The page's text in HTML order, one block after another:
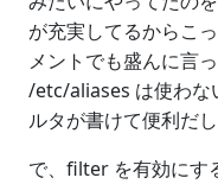
が充実してるからこ
メントでも盛んに言
/etc/aliases は使わな
ルタが書けて便利だし
で、filter を有効にす